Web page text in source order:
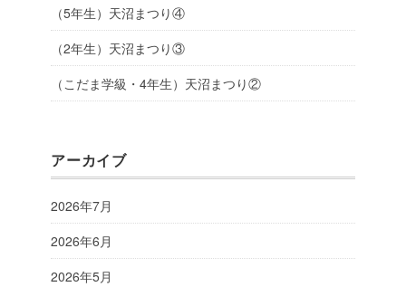
（5年生）天沼まつり④
（2年生）天沼まつり③
（こだま学級・4年生）天沼まつり②
アーカイブ
2026年7月
2026年6月
2026年5月